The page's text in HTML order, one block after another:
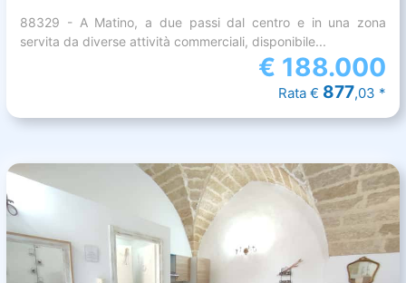
88329 - A Matino, a due passi dal centro e in una zona
servita da diverse attività commerciali, disponibile...
€ 188.000
Rata € 877,03 *